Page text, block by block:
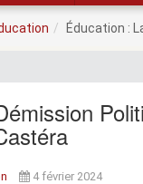
Éducation :
4 février 2024